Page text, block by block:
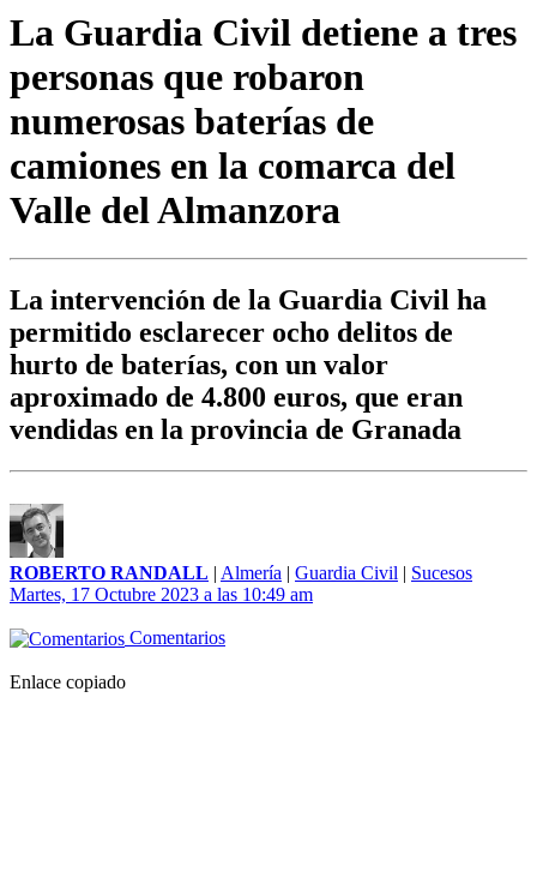
La Guardia Civil detiene a tres
personas que robaron
numerosas baterías de
camiones en la comarca del
Valle del Almanzora
La intervención de la Guardia Civil ha
permitido esclarecer ocho delitos de
hurto de baterías, con un valor
aproximado de 4.800 euros, que eran
vendidas en la provincia de Granada
ROBERTO RANDALL | Almería | Guardia Civil | Sucesos
Martes, 17 Octubre 2023 a las 10:49 am
Comentarios
Enlace copiado